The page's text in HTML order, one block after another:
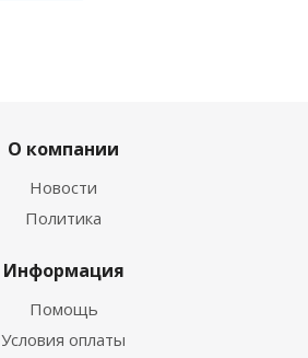
О компании
Новости
Политика
Информация
Помощь
Условия оплаты